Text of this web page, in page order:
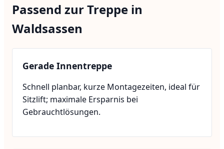
Passend zur Treppe in
Waldsassen
Gerade Innentreppe
Schnell planbar, kurze Montagezeiten, ideal für
Sitzlift; maximale Ersparnis bei
Gebrauchtlösungen.